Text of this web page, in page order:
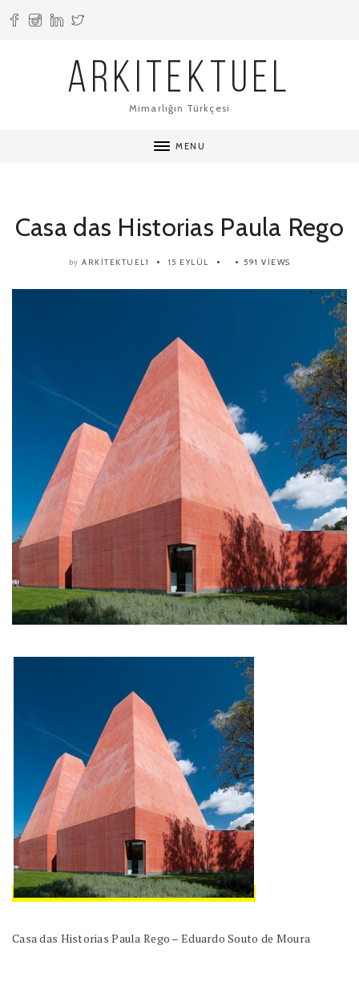
ARKITEKTUEL
Mimarlığın Türkçesi
MENU
Casa das Historias Paula Rego
by ARKITEKTUEL1 15 EYLÜL 591 VIEWS
Casa das Historias Paula Rego – Eduardo Souto de Moura